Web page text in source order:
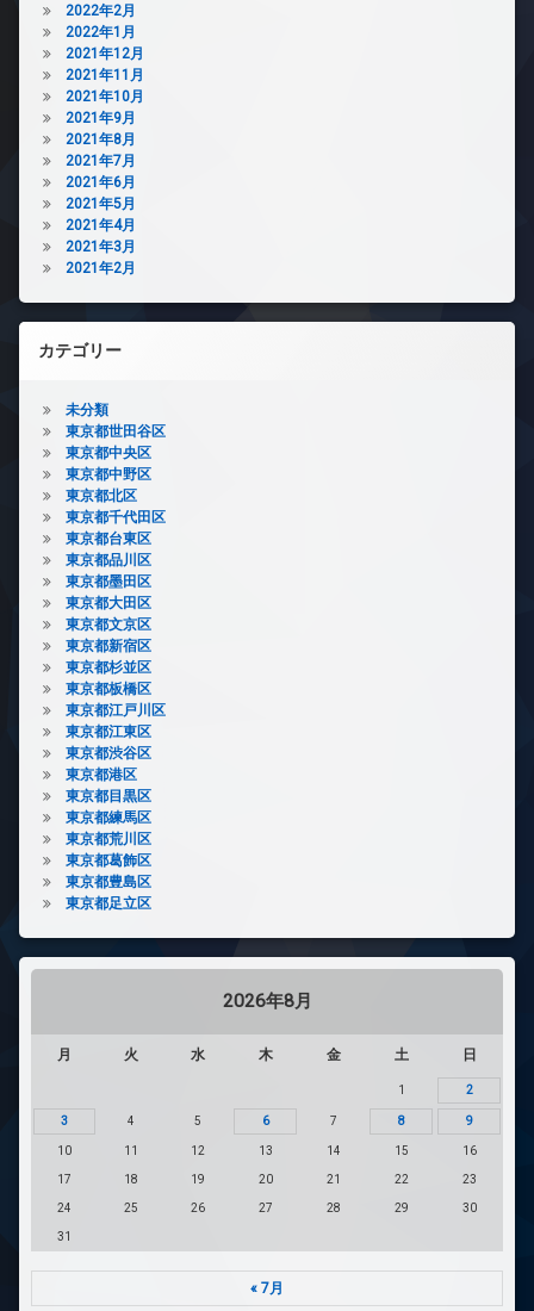
2022年2月
2022年1月
2021年12月
2021年11月
2021年10月
2021年9月
2021年8月
2021年7月
2021年6月
2021年5月
2021年4月
2021年3月
2021年2月
カテゴリー
未分類
東京都世田谷区
東京都中央区
東京都中野区
東京都北区
東京都千代田区
東京都台東区
東京都品川区
東京都墨田区
東京都大田区
東京都文京区
東京都新宿区
東京都杉並区
東京都板橋区
東京都江戸川区
東京都江東区
東京都渋谷区
東京都港区
東京都目黒区
東京都練馬区
東京都荒川区
東京都葛飾区
東京都豊島区
東京都足立区
2026年8月
月 火 水 木 金 土 日
1 2
3 4 5 6 7 8 9
10 11 12 13 14 15 16
17 18 19 20 21 22 23
24 25 26 27 28 29 30
31
« 7月